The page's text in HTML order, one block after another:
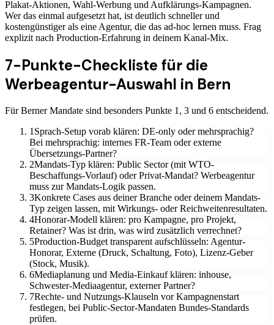
Plakat-Aktionen, Wahl-Werbung und Aufklärungs-Kampagnen.
Wer das einmal aufgesetzt hat, ist deutlich schneller und
kostengünstiger als eine Agentur, die das ad-hoc lernen muss. Frag
explizit nach Production-Erfahrung in deinem Kanal-Mix.
7-Punkte-Checkliste für die
Werbeagentur-Auswahl in Bern
Für Berner Mandate sind besonders Punkte 1, 3 und 6 entscheidend.
1Sprach-Setup vorab klären: DE-only oder mehrsprachig?
Bei mehrsprachig: internes FR-Team oder externe
Übersetzungs-Partner?
2Mandats-Typ klären: Public Sector (mit WTO-
Beschaffungs-Vorlauf) oder Privat-Mandat? Werbeagentur
muss zur Mandats-Logik passen.
3Konkrete Cases aus deiner Branche oder deinem Mandats-
Typ zeigen lassen, mit Wirkungs- oder Reichweitenresultaten.
4Honorar-Modell klären: pro Kampagne, pro Projekt,
Retainer? Was ist drin, was wird zusätzlich verrechnet?
5Production-Budget transparent aufschlüsseln: Agentur-
Honorar, Externe (Druck, Schaltung, Foto), Lizenz-Geber
(Stock, Musik).
6Mediaplanung und Media-Einkauf klären: inhouse,
Schwester-Mediaagentur, externer Partner?
7Rechte- und Nutzungs-Klauseln vor Kampagnenstart
festlegen, bei Public-Sector-Mandaten Bundes-Standards
prüfen.